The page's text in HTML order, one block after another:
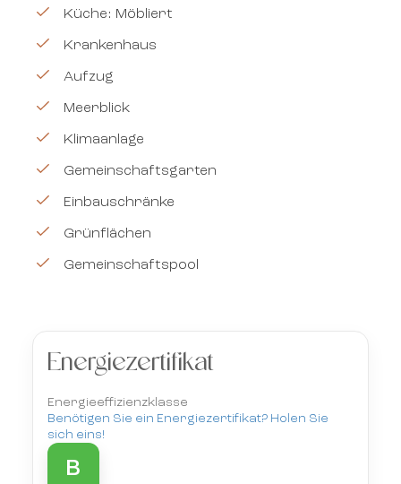
Küche: Möbliert
Krankenhaus
Aufzug
Meerblick
Klimaanlage
Gemeinschaftsgarten
Einbauschränke
Grünflächen
Gemeinschaftspool
Energiezertifikat
Energieeffizienzklasse
Benötigen Sie ein Energiezertifikat? Holen Sie
sich eins!
B